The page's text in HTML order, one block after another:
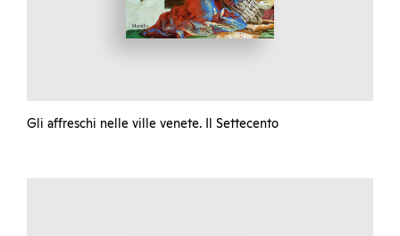
Gli affreschi nelle ville venete. Il Settecento